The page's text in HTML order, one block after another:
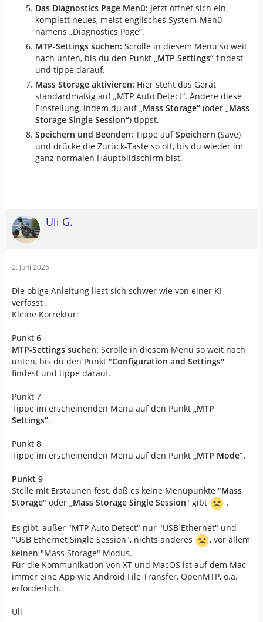
Das Diagnostics Page Menü: Jetzt öffnet sich ein
komplett neues, meist englisches System-Menü
namens „Diagnostics Page“.
MTP-Settings suchen: Scrolle in diesem Menü so weit
nach unten, bis du den Punkt „MTP Settings“ findest
und tippe darauf.
Mass Storage aktivieren: Hier steht das Gerät
standardmäßig auf „MTP Auto Detect“. Ändere diese
Einstellung, indem du auf„Mass Storage“ (oder „Mass
Storage Single Session“) tippst.
Speichern und Beenden: Tippe aufSpeichern (Save)
und drücke die Zurück-Taste so oft, bis du wieder im
ganz normalen Hauptbildschirm bist.
Uli G.
2. Juni 2026
Die obige Anleitung liest sich schwer wie von einer KI
verfasst .
Kleine Korrektur:
Punkt 6
MTP-Settings suchen: Scrolle in diesem Menü so weit nach
unten, bis du den Punkt "Configuration and Settings"
findest und tippe darauf.
Punkt 7
Tippe im erscheinenden Menü auf den Punkt „MTP
Settings“.
Punkt 8
Tippe im erscheinenden Menü auf den Punkt „MTP Mode“.
Punkt 9
Stelle mit Erstaunen fest, daß es keine Menüpunkte "Mass
Storage" oder „Mass Storage Single Session" gibt .
Es gibt, außer "MTP Auto Detect" nur "USB Ethernet" und
"USB Ethernet Single Session", nichts anderes
, vor allem
keinen "Mass Storage" Modus.
Für die Kommunikation von XT und MacOS ist auf dem Mac
immer eine App wie Android File Transfer, OpenMTP, o.ä.
erforderlich.
Uli